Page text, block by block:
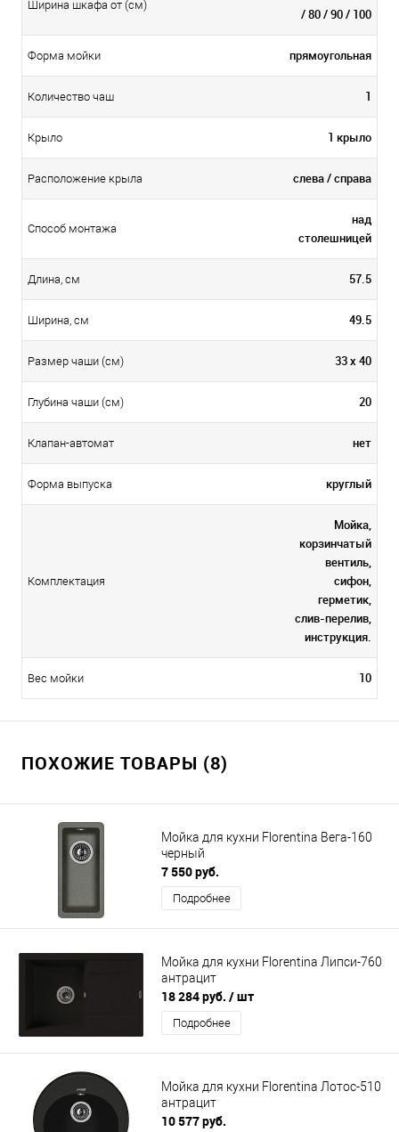
Ширина шкафа от (см)
/ 80 / 90 / 100
Форма мойки прямоугольная
Количество чаш 1
Крыло 1 крыло
Расположение крыла слева / справа
Способ монтажа
над
столешницей
Длина, см 57.5
Ширина, см 49.5
Размер чаши (см) 33 х 40
Глубина чаши (см) 20
Клапан-автомат нет
Форма выпуска круглый
Комплектация
Мойка,
корзинчатый
вентиль,
сифон,
герметик,
слив-перелив,
инструкция.
Вес мойки 10
ПОХОЖИЕ ТОВАРЫ (8)
Мойка для кухни Florentina Вега-160
черный
7 550 руб.
Подробнее
Мойка для кухни Florentina Липси-760
антрацит
18 284 руб. / шт
Подробнее
Мойка для кухни Florentina Лотос-510
антрацит
10 577 руб.